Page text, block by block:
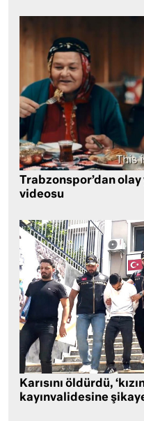
Trabzonspor’dan
videosu
Karısını öldürdü,
kayınvalidesine